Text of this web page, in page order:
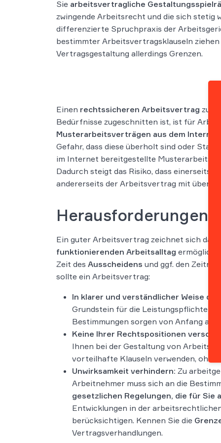
Sie arbeitsvertragliche
zwingende Arbeitsrecht und die sich stetig
differenzierte Spruchpraxis der
bestimmter Arbeitsvertragsklauseln
Vertragsgestaltung allerdings Grenzen.
Einen rechtssicheren Arbeitsvertrag zu
Bedürfnisse zugeschnitten ist, ist für
Musterarbeitsverträgen aus dem Internet
Gefahr, dass diese überholt sind oder
im Internet bereitgestellte
Dadurch steigt das Risiko, dass einerseits
andererseits der Arbeitsvertrag mit
Herausforderungen
Ein guter Arbeitsvertrag zeichnet sich
funktionierenden Arbeitsalltag
Zeit des Ausscheidens und ggf. den
sollte ein Arbeitsvertrag:
In klarer und verständlicher Weise
Grundstein für die Leistungspflichten
Bestimmungen sorgen von Anfang an
Keine Ihrer Rechtspositionen
Ihnen bei der Gestaltung von
vorteilhafte Klauseln verwenden, ohne
Unwirksamkeit verhindern: Zu
Arbeitnehmer muss sich an die
gesetzlichen Regelungen, die für Sie
Entwicklungen in der
berücksichtigen. Kennen Sie die
Vertragsverhandlungen.